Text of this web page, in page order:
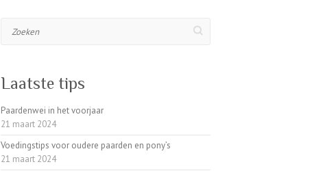
Laatste tips
Paardenwei in het voorjaar
21 maart 2024
Voedingstips voor oudere paarden en pony’s
21 maart 2024